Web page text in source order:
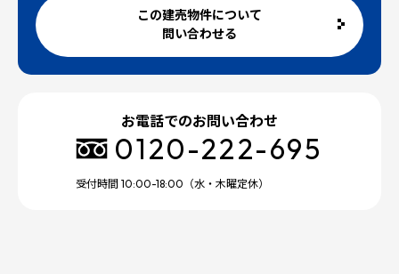
この建売物件について
問い合わせる
お電話でのお問い合わせ
0120-222-695
受付時間 10:00-18:00（水・木曜定休）